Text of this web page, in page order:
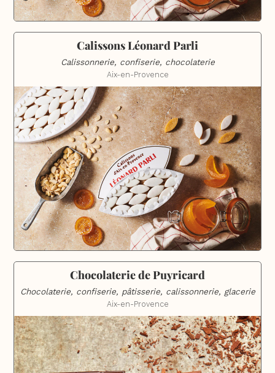
Calissons Léonard Parli
Calissonnerie, confiserie, chocolaterie
Aix-en-Provence
Chocolaterie de Puyricard
Chocolaterie, confiserie, pâtisserie, calissonnerie, glacerie
Aix-en-Provence